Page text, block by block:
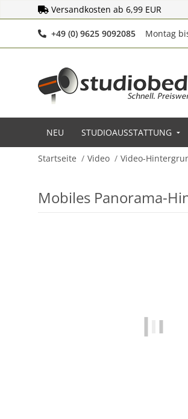
Versandkosten ab 6,99 EUR
+49 (0) 9625 9092085 Montag
NEU STUDIOAUSSTATTUNG
Startseite Video Video-
Mobiles Panorama-